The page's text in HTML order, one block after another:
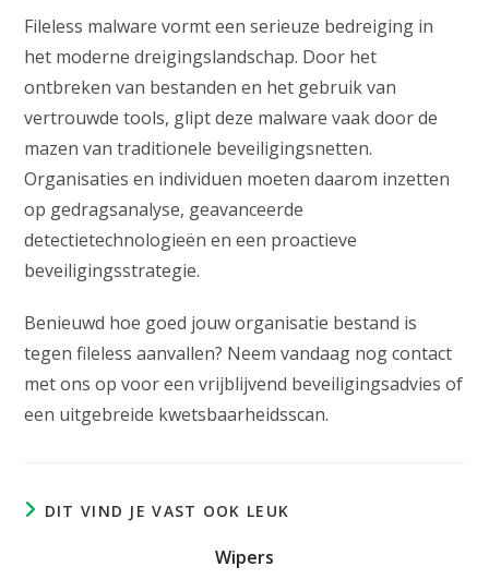
Fileless malware vormt een serieuze bedreiging in
het moderne dreigingslandschap. Door het
ontbreken van bestanden en het gebruik van
vertrouwde tools, glipt deze malware vaak door de
mazen van traditionele beveiligingsnetten.
Organisaties en individuen moeten daarom inzetten
op gedragsanalyse, geavanceerde
detectietechnologieën en een proactieve
beveiligingsstrategie.
Benieuwd hoe goed jouw organisatie bestand is
tegen fileless aanvallen? Neem vandaag nog contact
met ons op voor een vrijblijvend beveiligingsadvies of
een uitgebreide kwetsbaarheidsscan.
DIT VIND JE VAST OOK LEUK
Wipers